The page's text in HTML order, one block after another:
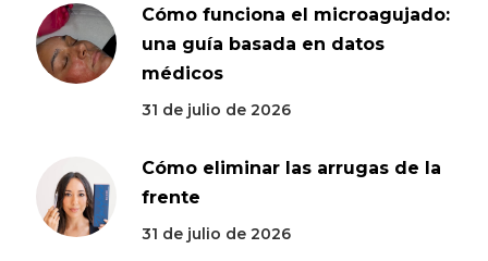
Cómo funciona el microagujado:
una guía basada en datos
médicos
31 de julio de 2026
Cómo eliminar las arrugas de la
frente
31 de julio de 2026